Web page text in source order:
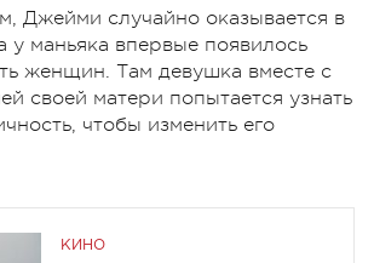
Джейми случайно оказывается в
у маньяка впервые появилось
женщин. Там девушка вместе с
своей матери попытается узнать
чтобы изменить его
КИНО